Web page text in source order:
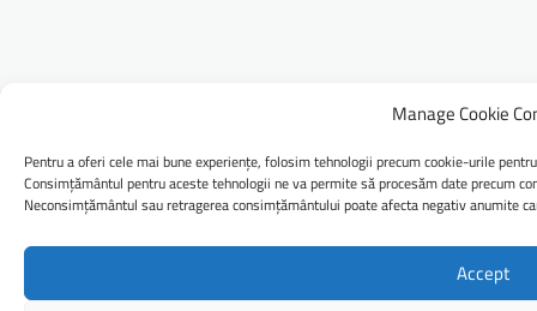
Manage Cookie
Pentru a oferi cele mai bune experiențe, folosim tehnologii precum cookie-urile
Consimțământul pentru aceste tehnologii ne va permite să procesăm date precum
Neconsimțământul sau retragerea consimțământului poate afecta negativ anumite
Accept